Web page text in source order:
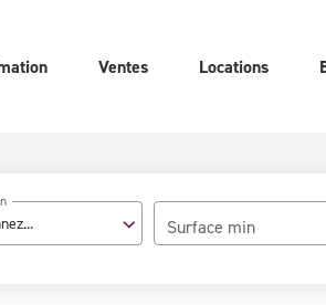
Ventes Locations
Surface min